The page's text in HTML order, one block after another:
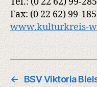
Fax: (0 22 62) 99-185
www.kulturkreis-
←
BSV Viktoria